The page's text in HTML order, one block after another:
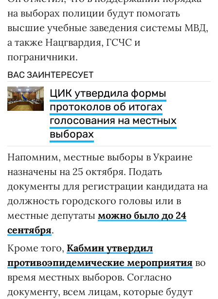
на выборах полиции будут помогать
высшие учебные заведения системы МВД,
а также Нацгвардия, ГСЧС и
пограничники.
ВАС ЗАИНТЕРЕСУЕТ
ЦИК утвердила формы
протоколов об итогах
голосования на местных
выборах
Напомним, местные выборы в Украине
назначены на 25 октября. Подать
документы для регистрации кандидата на
должность городского головы или в
местные депутаты можно было до 24
сентября.
Кроме того, Кабмин утвердил
противоэпидемические мероприятия во
время местных выборов. Согласно
документу, всем лицам, которые будут